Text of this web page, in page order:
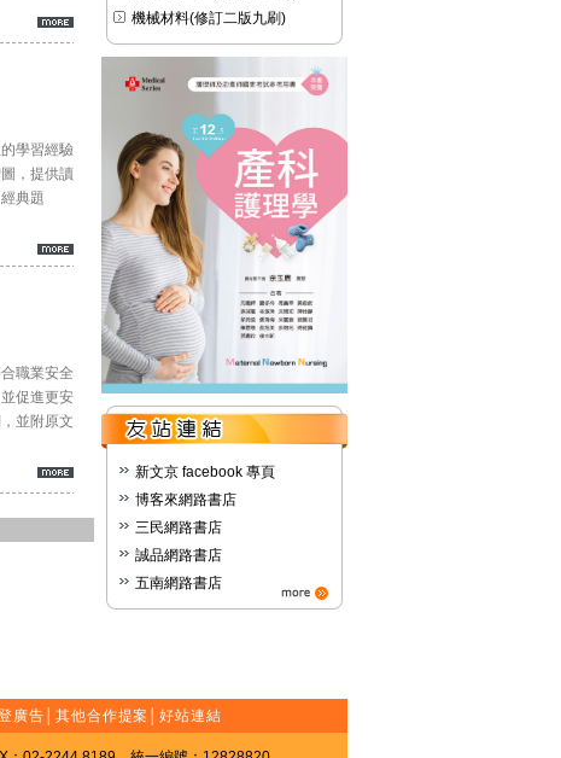
機械材料(修訂二版九刷)
新文京 facebook 專頁
博客來網路書店
三民網路書店
誠品網路書店
五南網路書店
學習經驗
，提供讀
典題
職業安全
促進更安
並附原文
廣告 其他合作提案 │好站連結